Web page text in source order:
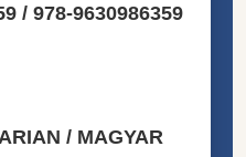
/ 978-9630986359
/ MAGYAR